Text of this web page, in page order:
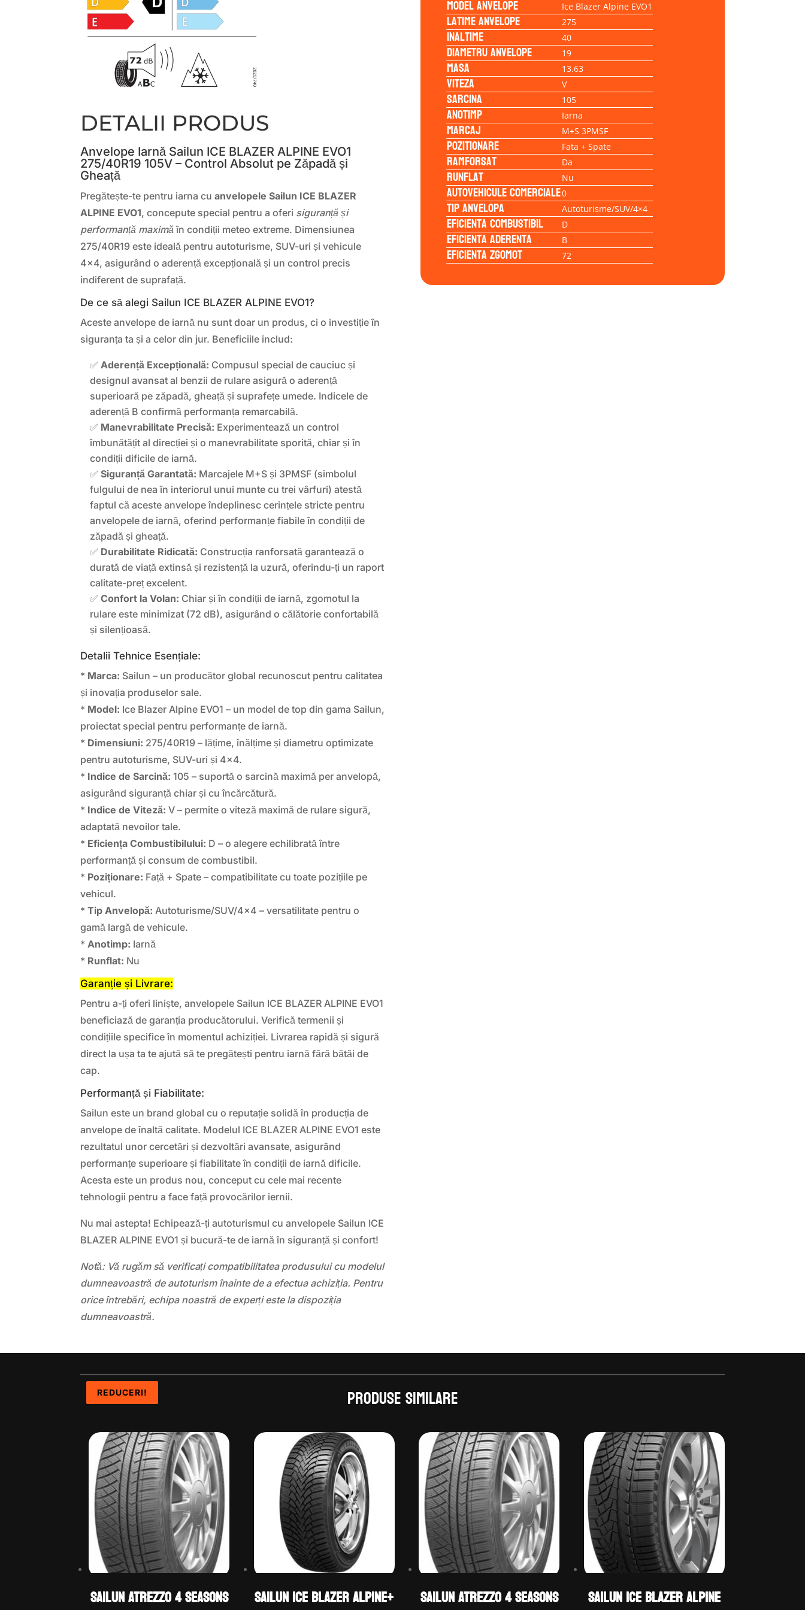
DETALII PRODUS
Anvelope Iarnă Sailun ICE BLAZER ALPINE EVO1
275/40R19 105V – Control Absolut pe Zăpadă și
Gheață
Pregătește-te pentru iarna cuanvelopele Sailun ICE BLAZER
ALPINE EVO1, concepute special pentru a oferi siguranță și
performanță maximăîn condiții meteo extreme. Dimensiunea
275/40R19 este ideală pentru autoturisme, SUV-uri și vehicule
4×4, asigurând o aderență excepțională și un control precis
indiferent de suprafață.
De ce să alegi Sailun ICE BLAZER ALPINE EVO1?
Aceste anvelope de iarnă nu sunt doar un produs, ci o investiție în
siguranța ta și a celor din jur. Beneficiile includ:
✅Aderență Excepțională: Compusul special de cauciuc și
designul avansat al benzii de rulare asigură o aderență
superioară pe zăpadă, gheață și suprafețe umede. Indicele de
aderență B confirmă performanța remarcabilă.
✅ Manevrabilitate Precisă: Experimentează un control
îmbunătățit al direcției și o manevrabilitate sporită, chiar și în
condiții dificile de iarnă.
✅Siguranță Garantată: Marcajele M+S și 3PMSF (simbolul
fulgului de nea în interiorul unui munte cu trei vârfuri) atestă
faptul că aceste anvelope îndeplinesc cerințele stricte pentru
anvelopele de iarnă, oferind performanțe fiabile în condiții de
zăpadă și gheață.
✅ Durabilitate Ridicată: Construcția ranforsată garantează o
durată de viață extinsă și rezistență la uzură, oferindu-ți un raport
calitate-preț excelent.
✅Confort la Volan: Chiar și în condiții de iarnă, zgomotul la
rulare este minimizat (72 dB), asigurând o călătorie confortabilă
și silențioasă.
Detalii Tehnice Esențiale:
* Marca: Sailun – un producător global recunoscut pentru calitatea
și inovația produselor sale.
* Model: Ice Blazer Alpine EVO1 – un model de top din gama Sailun,
proiectat special pentru performanțe de iarnă.
* Dimensiuni: 275/40R19 – lățime, înălțime și diametru optimizate
pentru autoturisme, SUV-uri și 4×4.
* Indice de Sarcină: 105 – suportă o sarcină maximă per anvelopă,
asigurând siguranță chiar și cu încărcătură.
* Indice de Viteză: V – permite o viteză maximă de rulare sigură,
adaptată nevoilor tale.
* Eficiența Combustibilului: D – o alegere echilibrată între
performanță și consum de combustibil.
* Poziționare: Față + Spate – compatibilitate cu toate pozițiile pe
vehicul.
*Tip Anvelopă: Autoturisme/SUV/4×4 – versatilitate pentru o
gamă largă de vehicule.
*Anotimp: Iarnă
* Runflat: Nu
Garanție și Livrare:
Pentru a-ți oferi liniște, anvelopele Sailun ICE BLAZER ALPINE EVO1
beneficiază de garanția producătorului. Verifică termenii și
condițiile specifice în momentul achiziției. Livrarea rapidă și sigură
direct la ușa ta te ajută să te pregătești pentru iarnă fără bătăi de
cap.
Performanță și Fiabilitate:
Sailun este un brand global cu o reputație solidă în producția de
anvelope de înaltă calitate. Modelul ICE BLAZER ALPINE EVO1 este
rezultatul unor cercetări și dezvoltări avansate, asigurând
performanțe superioare și fiabilitate în condiții de iarnă dificile.
Acesta este un produs nou, conceput cu cele mai recente
tehnologii pentru a face față provocărilor iernii.
Nu mai astepta! Echipează-ți autoturismul cu anvelopele Sailun ICE
BLAZER ALPINE EVO1 și bucură-te de iarnă în siguranță și confort!
Notă: Vă rugăm să verificați compatibilitatea produsului cu modelul
dumneavoastră de autoturism înainte de a efectua achiziția. Pentru
orice întrebări, echipa noastră de experți este la dispoziția
dumneavoastră.
Model anvelope Ice Blazer Alpine EVO1
Latime anvelope 275
Inaltime 40
Diametru anvelope 19
Masa 13.63
Viteza V
Sarcina 105
Anotimp Iarna
Marcaj M+S 3PMSF
Pozitionare Fata + Spate
Ramforsat Da
Runflat Nu
Autovehicule comerciale0
Tip anvelopa Autoturisme/SUV/4×4
Eficienta Combustibil D
Eficienta Aderenta B
Eficienta Zgomot 72
Produse similare
REDUCERI!
Sailun ATREZZO 4 SEASONS
REDUCERI!
Sailun ICE BLAZER ALPINE+
REDUCERI!
Sailun ATREZZO 4 SEASONS
REDUCERI!
Sailun ICE BLAZER ALPINE